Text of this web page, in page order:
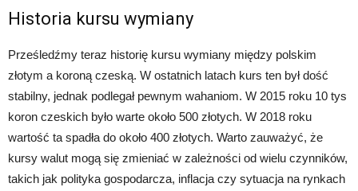
Historia kursu wymiany
Prześledźmy teraz historię kursu wymiany między polskim
złotym a koroną czeską. W ostatnich latach kurs ten był dość
stabilny, jednak podlegał pewnym wahaniom. W 2015 roku 10 tys
koron czeskich było warte około 500 złotych. W 2018 roku
wartość ta spadła do około 400 złotych. Warto zauważyć, że
kursy walut mogą się zmieniać w zależności od wielu czynników,
takich jak polityka gospodarcza, inflacja czy sytuacja na rynkach